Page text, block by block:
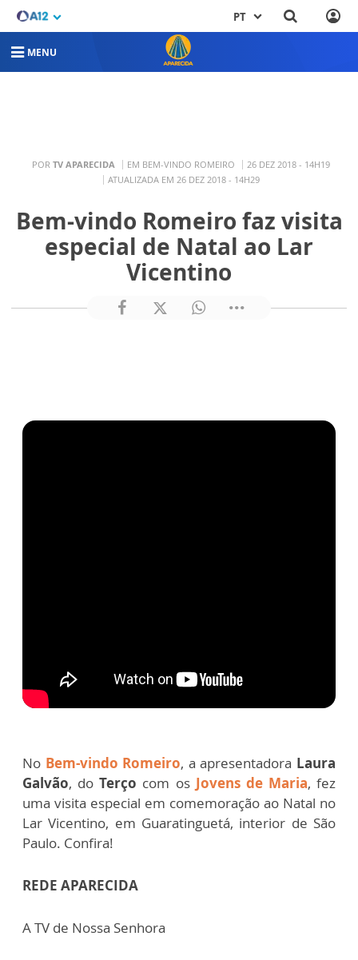
PT
MENU
POR TV APARECIDA EM BEM-VINDO ROMEIRO
26 DEZ 2018 - 14H19
ATUALIZADA EM 26 DEZ 2018 - 14H29
Bem-vindo Romeiro faz visita
especial de Natal ao Lar
Vicentino
No Bem-vindo Romeiro, a apresentadora Laura
Galvão, doTerço com os Jovens de Maria, fez
uma visita especial em comemoração ao Natal no
Lar Vicentino, em Guaratinguetá, interior de São
Paulo. Confira!
REDE APARECIDA
A TV de Nossa Senhora